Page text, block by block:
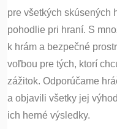
pre všetkých skúsených
pohodlie pri hraní. S
k hrám a bezpečné
voľbou pre tých, ktorí
zážitok. Odporúčame
a objavili všetky jej
ich herné výsledky.